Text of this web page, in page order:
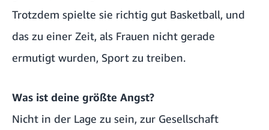
Trotzdem spielte sie richtig gut Basketball, und
das zu einer Zeit, als Frauen nicht gerade
ermutigt wurden, Sport zu treiben.
Was ist deine größte Angst?
Nicht in der Lage zu sein, zur Gesellschaft